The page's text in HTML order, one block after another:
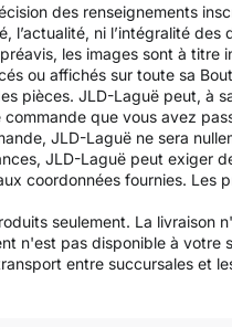
des renseignements
l’actualité, ni l’intégralité
les images sont à
ou affichés sur toute sa
pièces. JLD-Laguë peut, à
que vous avez
JLD-Laguë ne sera
JLD-Laguë peut exiger
coordonnées fournies.
seulement. La
n'est pas disponible à
entre succursales et